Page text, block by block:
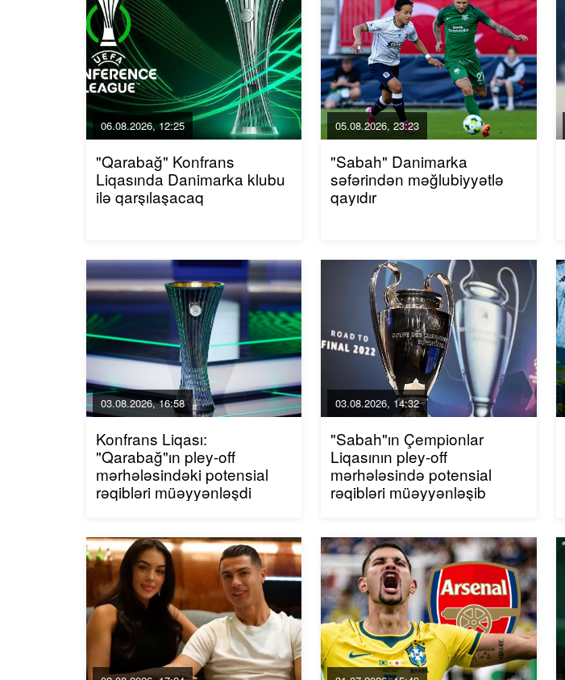
06.08.2026, 12:25
"Qarabağ" Konfrans
Liqasında Danimarka klubu
ilə qarşılaşacaq
05.08.2026, 23:23
"Sabah" Danimarka
səfərindən məğlubiyyətlə
qayıdır
03.08.2026, 16:58
Konfrans Liqası:
"Qarabağ"ın pley-off
mərhələsindəki potensial
rəqibləri müəyyənləşdi
03.08.2026, 14:32
"Sabah"ın Çempionlar
Liqasının pley-off
mərhələsində potensial
rəqibləri müəyyənləşib